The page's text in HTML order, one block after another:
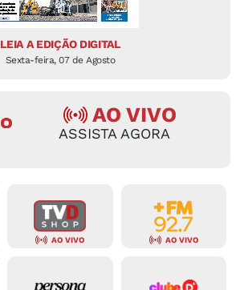
LEIA A EDIÇÃO DIGITAL
Sexta-feira, 07 de Agosto
AO VIVO
ASSISTA AGORA
AO VIVO AO VIVO